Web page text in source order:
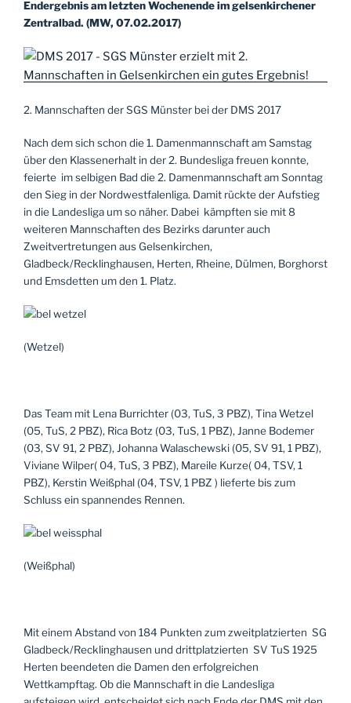
Endergebnis am letzten Wochenende im gelsenkirchener
Zentralbad. (MW, 07.02.2017)
2. Mannschaften der SGS Münster bei der DMS 2017
Nach dem sich schon die 1. Damenmannschaft am Samstag
über den Klassenerhalt in der 2. Bundesliga freuen konnte,
feierte im selbigen Bad die 2. Damenmannschaft am Sonntag
den Sieg in der Nordwestfalenliga. Damit rückte der Aufstieg
in die Landesliga um so näher. Dabei kämpften sie mit 8
weiteren Mannschaften des Bezirks darunter auch
Zweitvertretungen aus Gelsenkirchen,
Gladbeck/Recklinghausen, Herten, Rheine, Dülmen, Borghorst
und Emsdetten um den 1. Platz.
(Wetzel)
Das Team mit Lena Burrichter (03, TuS, 3 PBZ), Tina Wetzel
(05, TuS, 2 PBZ), Rica Botz (03, TuS, 1 PBZ), Janne Bodemer
(03, SV 91, 2 PBZ), Johanna Walaschewski (05, SV 91, 1 PBZ),
Viviane Wilper( 04, TuS, 3 PBZ), Mareile Kurze( 04, TSV, 1
PBZ), Kerstin Weißphal (04, TSV, 1 PBZ ) lieferte bis zum
Schluss ein spannendes Rennen.
(Weißphal)
Mit einem Abstand von 184 Punkten zum zweitplatzierten SG
Gladbeck/Recklinghausen und drittplatzierten SV TuS 1925
Herten beendeten die Damen den erfolgreichen
Wettkampftag. Ob die Mannschaft in die Landesliga